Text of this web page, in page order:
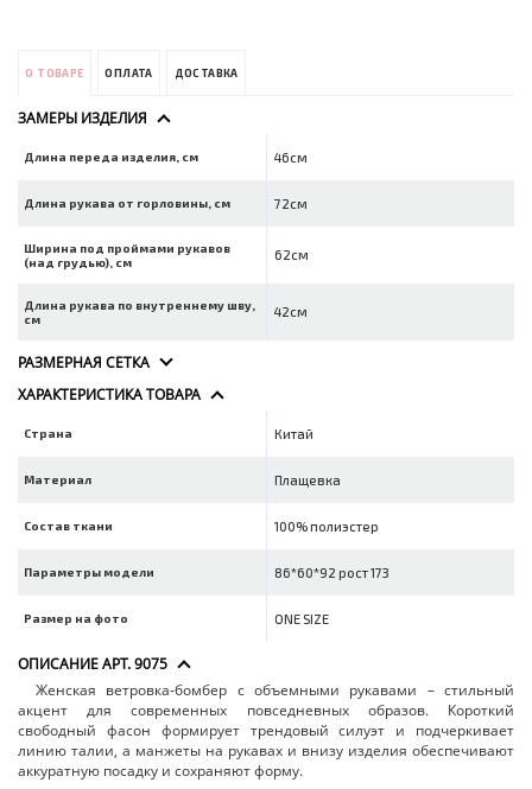
О ТОВАРЕ ОПЛАТА ДОСТАВКА
ЗАМЕРЫ ИЗДЕЛИЯ
Длина переда изделия, см 46см
Длина рукава от горловины, см 72см
Ширина под проймами рукавов
(над грудью), см
62см
Длина рукава по внутреннему шву,
см
42см
РАЗМЕРНАЯ СЕТКА
ХАРАКТЕРИСТИКА ТОВАРА
Страна Китай
Материал Плащевка
Состав ткани 100% полиэстер
Параметры модели 86*60*92 рост 173
Размер на фото ONE SIZE
ОПИСАНИЕ АРТ. 9075
Женская ветровка-бомбер с объемными рукавами – стильный
акцент для современных повседневных образов. Короткий
свободный фасон формирует трендовый силуэт и подчеркивает
линию талии, а манжеты на рукавах и внизу изделия обеспечивают
аккуратную посадку и сохраняют форму.